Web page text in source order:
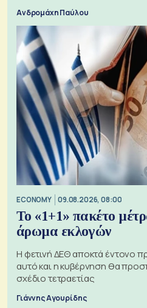
Ανδρομάχη Παύλου
ECONOMY 09.08.2026, 08:00
Το «1+1» πακέτο
άρωμα εκλογών
Η φετινή ΔΕΘ αποκτά έντονο
αυτό και η κυβέρνηση θα
σχέδιο τετραετίας
Γιάννης Αγουρίδης